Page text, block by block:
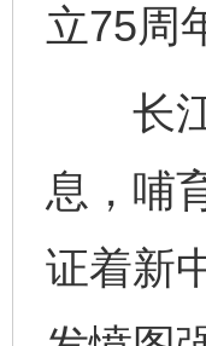
立75周
长江
息，哺
证着新